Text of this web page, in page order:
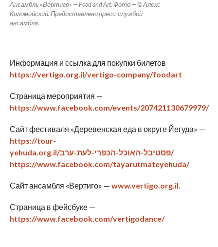
Ансамбль «Вертиго» — Food and Art. Фото — © Алекс
Коломойский. Предоставлено пресс-службой
ансамбля.
Информация и ссылка для покупки билетов
https://vertigo.org.il/vertigo-company/foodart
Страница мероприятия —
https://www.facebook.com/events/207421130679979/
Сайт фестиваля «Деревенская еда в округе Йегуда» —
https://tour-
yehuda.org.il/פסטיבל-האוכל-הכפרי-לעת-ערב/
https://www.facebook.com/tayarutmateyehuda/
Сайт ансамбля «Вертиго» — www.vertigo.org.il.
Страница в фейсбуке —
https://www.facebook.com/vertigodance/